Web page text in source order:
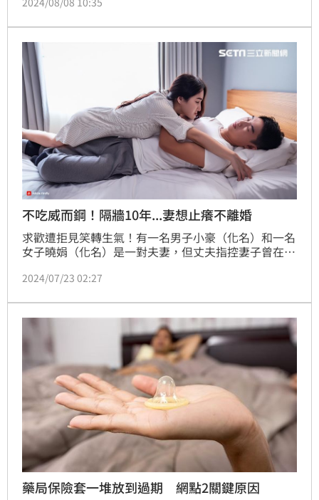
提供，檢方依10個貪汙罪起訴。一審朱被依貪汙、詐欺
開庭，朱的委託律師以他在大學任教，海外無資產，無
逃亡可能，請求解除出境限制。
不吃威而鋼！隔牆10年...妻想止癢不離婚
求歡遭拒見笑轉生氣！有一名男子小豪（化名）和一名
女子曉娟（化名）是一對夫妻，但丈夫指控妻子曾在
草，雖檢方不起訴，但兩人就此將房間用牆隔開分居互
娟竟站車旁緊盯害他嚇到，之後又擅自拆人信件，因而
要求離婚，但曉娟以「小豪無性能力，又不能吃「威而
鋼」，才會不願與她同房為理由」拒絕離婚，最後法官
仍判准離婚。
2024/07/23 02:27
藥局保險套一堆放到過期 網點2關鍵原因